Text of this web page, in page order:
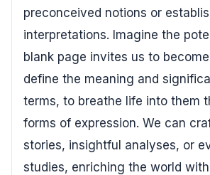
preconceived notions or
interpretations. Imagine the
blank page invites us to
define the meaning and
terms, to breathe life into them
forms of expression. We can
stories, insightful analyses, or
studies, enriching the world